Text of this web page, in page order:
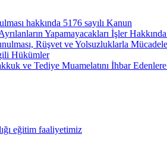
hakkında 5176 sayılı Kanun
Yapamayacakları İşler
Rüşvet ve Yolsuzluklarla
Hükümler
ve Tediye Muamelatını İhbar
eğitim faaliyetimiz